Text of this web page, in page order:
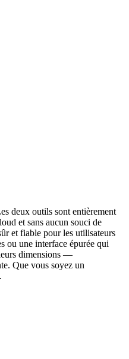
deux outils sont entièrement
et sans aucun souci de
et fiable pour les utilisateurs
ou une interface épurée qui
dimensions —
Que vous soyez un